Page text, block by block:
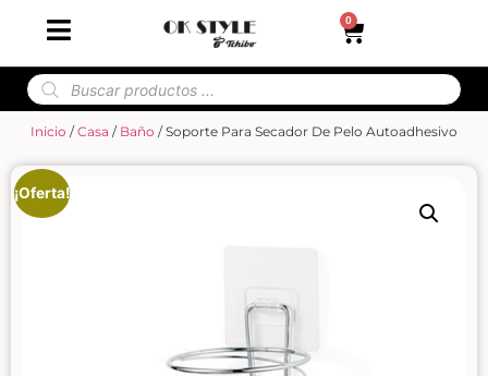
0
Inicio /Casa / Baño / Soporte Para Secador De Pelo Autoadhesivo
¡Oferta!